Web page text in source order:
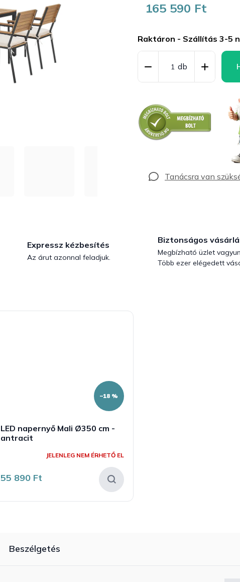
165 590 Ft
Raktáron - Szállítás 3-5
Expressz kézbesítés
Az árut azonnal feladjuk.
Biztonságos
Megbízható üzlet
Több ezer elégedett
–18 %
LED napernyő Mali Ø350 cm -
antracit
JELENLEG NEM ÉRHETŐ EL
55 890 Ft
Beszélgetés